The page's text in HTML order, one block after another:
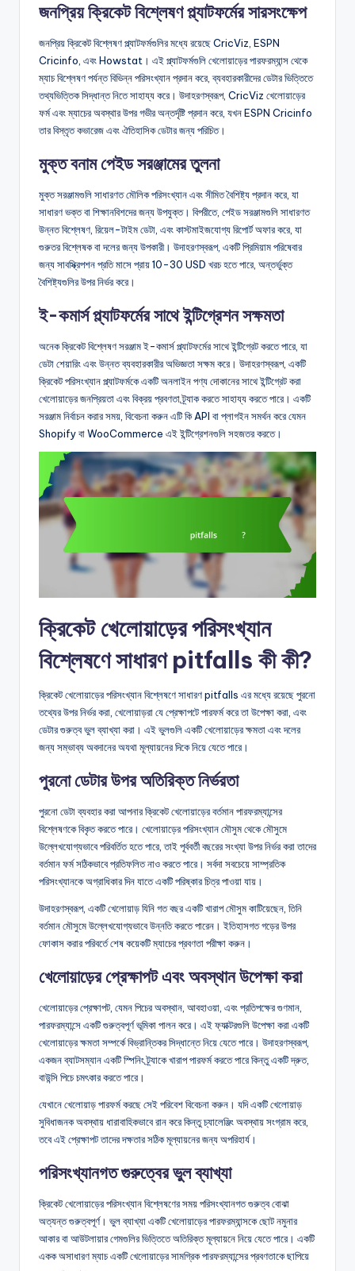
জনপ্রিয় ক্রিকেট বিশ্লেষণ প্ল্যাটফর্মের সারসংক্ষেপ
জনপ্রিয় ক্রিকেট বিশ্লেষণ প্ল্যাটফর্মগুলির মধ্যে রয়েছে CricViz, ESPN
Cricinfo, এবং Howstat। এই প্ল্যাটফর্মগুলি খেলোয়াড়ের পারফরম্যান্স থেকে
ম্যাচ বিশ্লেষণ পর্যন্ত বিভিন্ন পরিসংখ্যান প্রদান করে, ব্যবহারকারীদের ডেটার ভিত্তিতে
তথ্যভিত্তিক সিদ্ধান্ত নিতে সাহায্য করে। উদাহরণস্বরূপ, CricViz খেলোয়াড়ের
ফর্ম এবং ম্যাচের অবস্থার উপর গভীর অন্তর্দৃষ্টি প্রদান করে, যখন ESPN Cricinfo
তার বিস্তৃত কভারেজ এবং ঐতিহাসিক ডেটার জন্য পরিচিত।
মুক্ত বনাম পেইড সরঞ্জামের তুলনা
মুক্ত সরঞ্জামগুলি সাধারণত মৌলিক পরিসংখ্যান এবং সীমিত বৈশিষ্ট্য প্রদান করে, যা
সাধারণ ভক্ত বা শিক্ষানবিশদের জন্য উপযুক্ত। বিপরীতে, পেইড সরঞ্জামগুলি সাধারণত
উন্নত বিশ্লেষণ, রিয়েল-টাইম ডেটা, এবং কাস্টমাইজযোগ্য রিপোর্ট অফার করে, যা
গুরুতর বিশ্লেষক বা দলের জন্য উপকারী। উদাহরণস্বরূপ, একটি প্রিমিয়াম পরিষেবার
জন্য সাবস্ক্রিপশন প্রতি মাসে প্রায় 10-30 USD খরচ হতে পারে, অন্তর্ভুক্ত
বৈশিষ্ট্যগুলির উপর নির্ভর করে।
ই-কমার্স প্ল্যাটফর্মের সাথে ইন্টিগ্রেশন সক্ষমতা
অনেক ক্রিকেট বিশ্লেষণ সরঞ্জাম ই-কমার্স প্ল্যাটফর্মের সাথে ইন্টিগ্রেট করতে পারে, যা
ডেটা শেয়ারিং এবং উন্নত ব্যবহারকারীর অভিজ্ঞতা সক্ষম করে। উদাহরণস্বরূপ, একটি
ক্রিকেট পরিসংখ্যান প্ল্যাটফর্মকে একটি অনলাইন পণ্য দোকানের সাথে ইন্টিগ্রেট করা
খেলোয়াড়ের জনপ্রিয়তা এবং বিক্রয় প্রবণতা ট্র্যাক করতে সাহায্য করতে পারে। একটি
সরঞ্জাম নির্বাচন করার সময়, বিবেচনা করুন এটি কি API বা প্লাগইন সমর্থন করে যেমন
Shopify বা WooCommerce এই ইন্টিগ্রেশনগুলি সহজতর করতে।
ক্রিকেট খেলোয়াড়ের পরিসংখ্যান
বিশ্লেষণে সাধারণ pitfalls কী কী?
ক্রিকেট খেলোয়াড়ের পরিসংখ্যান বিশ্লেষণে সাধারণ pitfalls এর মধ্যে রয়েছে পুরনো
তথ্যের উপর নির্ভর করা, খেলোয়াড়রা যে প্রেক্ষাপটে পারফর্ম করে তা উপেক্ষা করা, এবং
ডেটার গুরুত্ব ভুল ব্যাখ্যা করা। এই ভুলগুলি একটি খেলোয়াড়ের ক্ষমতা এবং দলের
জন্য সম্ভাব্য অবদানের অযথা মূল্যায়নের দিকে নিয়ে যেতে পারে।
পুরনো ডেটার উপর অতিরিক্ত নির্ভরতা
পুরনো ডেটা ব্যবহার করা আপনার ক্রিকেট খেলোয়াড়ের বর্তমান পারফরম্যান্সের
বিশ্লেষণকে বিকৃত করতে পারে। খেলোয়াড়ের পরিসংখ্যান মৌসুম থেকে মৌসুমে
উল্লেখযোগ্যভাবে পরিবর্তিত হতে পারে, তাই পূর্ববর্তী বছরের সংখ্যা উপর নির্ভর করা তাদের
বর্তমান ফর্ম সঠিকভাবে প্রতিফলিত নাও করতে পারে। সর্বদা সবচেয়ে সাম্প্রতিক
পরিসংখ্যানকে অগ্রাধিকার দিন যাতে একটি পরিষ্কার চিত্র পাওয়া যায়।
উদাহরণস্বরূপ, একটি খেলোয়াড় যিনি গত বছর একটি খারাপ মৌসুম কাটিয়েছেন, তিনি
বর্তমান মৌসুমে উল্লেখযোগ্যভাবে উন্নতি করতে পারেন। ইতিহাসগত গড়ের উপর
ফোকাস করার পরিবর্তে শেষ কয়েকটি ম্যাচের প্রবণতা পরীক্ষা করুন।
খেলোয়াড়ের প্রেক্ষাপট এবং অবস্থান উপেক্ষা করা
খেলোয়াড়ের প্রেক্ষাপট, যেমন পিচের অবস্থান, আবহাওয়া, এবং প্রতিপক্ষের গুণমান,
পারফরম্যান্সে একটি গুরুত্বপূর্ণ ভূমিকা পালন করে। এই ফ্যাক্টরগুলি উপেক্ষা করা একটি
খেলোয়াড়ের ক্ষমতা সম্পর্কে বিভ্রান্তিকর সিদ্ধান্তে নিয়ে যেতে পারে। উদাহরণস্বরূপ,
একজন ব্যাটসম্যান একটি স্পিনিং ট্র্যাকে খারাপ পারফর্ম করতে পারে কিন্তু একটি দ্রুত,
বাউন্সি পিচে চমৎকার করতে পারে।
যেখানে খেলোয়াড় পারফর্ম করছে সেই পরিবেশ বিবেচনা করুন। যদি একটি খেলোয়াড়
সুবিধাজনক অবস্থায় ধারাবাহিকভাবে রান করে কিন্তু চ্যালেঞ্জিং অবস্থায় সংগ্রাম করে,
তবে এই প্রেক্ষাপট তাদের দক্ষতার সঠিক মূল্যায়নের জন্য অপরিহার্য।
পরিসংখ্যানগত গুরুত্বের ভুল ব্যাখ্যা
ক্রিকেট খেলোয়াড়ের পরিসংখ্যান বিশ্লেষণের সময় পরিসংখ্যানগত গুরুত্ব বোঝা
অত্যন্ত গুরুত্বপূর্ণ। ভুল ব্যাখ্যা একটি খেলোয়াড়ের পারফরম্যান্সকে ছোট নমুনার
আকার বা আউটলায়ার গেমগুলির ভিত্তিতে অতিরিক্ত মূল্যায়নে নিয়ে যেতে পারে। একটি
একক অসাধারণ ম্যাচ একটি খেলোয়াড়ের সামগ্রিক পারফরম্যান্সের প্রবণতাকে ছাপিয়ে